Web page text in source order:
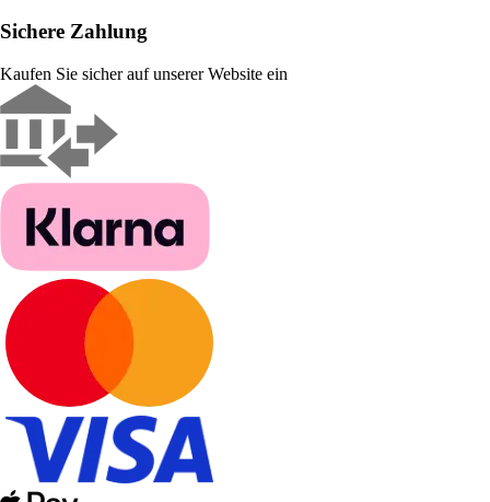
Sichere Zahlung
Kaufen Sie sicher auf unserer Website ein